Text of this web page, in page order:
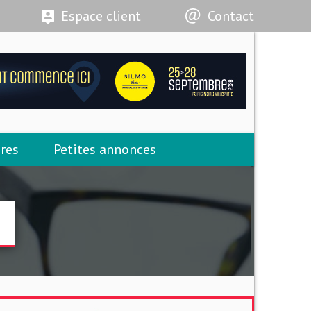
Espace client Contact
Petites annonces